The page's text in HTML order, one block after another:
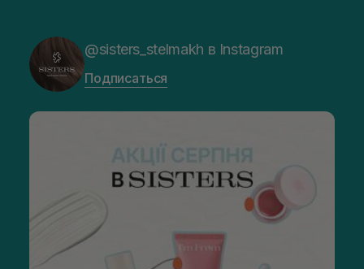
@sisters_stelmakh в Instagram
Подписаться